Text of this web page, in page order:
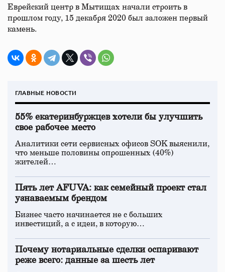
Еврейский центр в Мытищах начали строить в
прошлом году, 15 декабря 2020 был заложен первый
камень.
ГЛАВНЫЕ НОВОСТИ
55% екатеринбуржцев хотели бы улучшить
свое рабочее место
Аналитики сети сервисных офисов SOK выяснили,
что меньше половины опрошенных (40%)
жителей…
Пять лет AFUVA: как семейный проект стал
узнаваемым брендом
Бизнес часто начинается не с больших
инвестиций, а с идеи, в которую…
Почему нотариальные сделки оспаривают
реже всего: данные за шесть лет